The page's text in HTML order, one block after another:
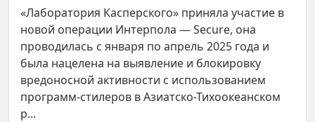
«Лаборатория Касперского» приняла участие в
новой операции Интерпола — Secure, она
проводилась с января по апрель 2025 года и
была нацелена на выявление и блокировку
вредоносной активности с использованием
программ-стилеров в Азиатско-Тихоокеанском
р...